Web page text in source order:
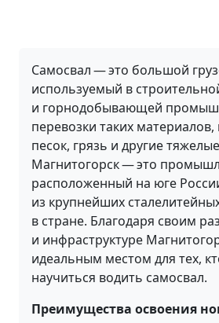
Самосвал — это большой
используемый в
и горнодобывающей
перевозки таких материалов,
песок, грязь и другие
Магнитогорск — это
расположенный на юге
из крупнейших
в стране. Благодаря своим
и инфраструктуре
идеальным местом для тех,
научиться водить самосвал.
Преимущества освоения